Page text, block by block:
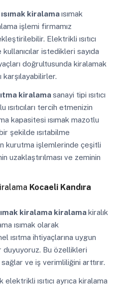
kiralamaısımak
işlemi firmamız
Elektrikli ısıtıcı
istedikleri sayıda
doğrultusunda kiralamak
karşılayabilirler.
kiralamasanayi tipi ısıtıcı
ısıtıcıları tercih etmenizin
kapasitesi ısımak mazotlu
bir şekilde ısıtabilme
kurutma işlemlerinde çeşitli
uzaklaştırılması ve zeminin
Kocaeli Kandıra
kiralama kiralamakiralık
ısımak olarak
ısıtma ihtiyaçlarına uygun
Bu özellikleri
ve iş verimliliğini arttırır.
elektrikli ısıtıcı ayrıca kiralama